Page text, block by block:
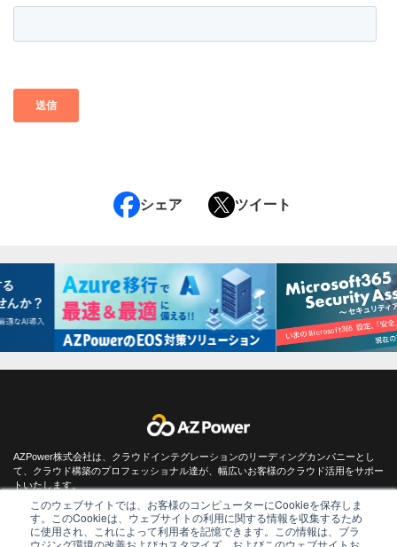
このウェブサイトでは、お客様のコンピューターにCookieを保存しま
す。このCookieは、ウェブサイトの利用に関する情報を収集するため
に使用され、これによって利用者を記憶できます。この情報は、ブラ
ウジング環境の改善およびカスタマイズ、およびこのウェブサイトお
シェア ツイート
AZPower株式会社は、クラウドインテグレーションのリーディングカンパニーとし
て、クラウド構築のプロフェッショナル達が、幅広いお客様のクラウド活用をサポー
トいたします。